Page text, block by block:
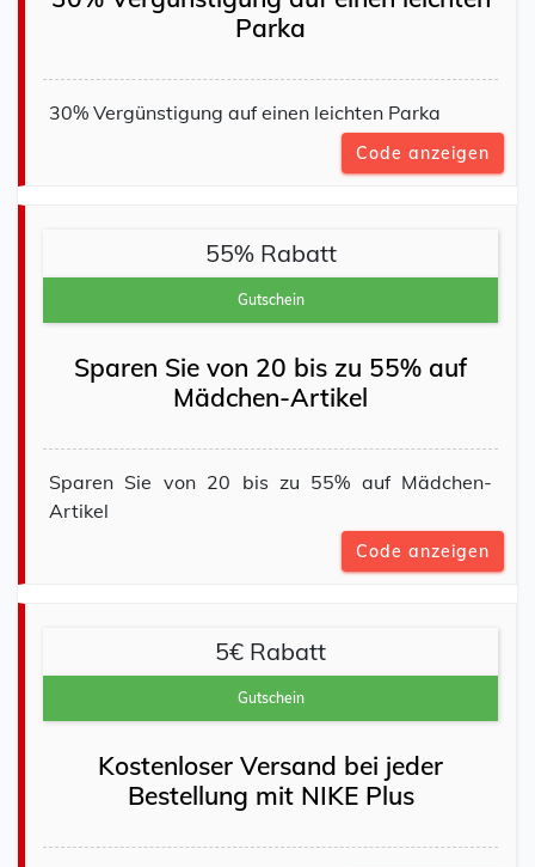
Parka
30% Vergünstigung auf einen leichten Parka
Code anzeigen
55% Rabatt
Gutschein
Sparen Sie von 20 bis zu 55% auf
Mädchen-Artikel
Sparen Sie von 20 bis zu 55% auf Mädchen-
Artikel
Code anzeigen
5€ Rabatt
Gutschein
Kostenloser Versand bei jeder
Bestellung mit NIKE Plus